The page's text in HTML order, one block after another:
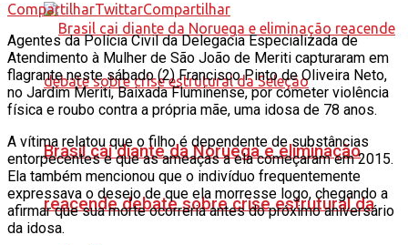
Brasil cai diante da Noruega e eliminação
reacende debate sobre crise estrutural da
CompartilharTwittarCompartilhar
Agentes da Polícia Civil da Delegacia Especializada de
Atendimento à Mulher de São João de Meriti capturaram em
flagrante neste sábado (2) Francisco Pinto de Oliveira Neto,
no Jardim Meriti, Baixada Fluminense, por cometer violência
física e roubo contra a própria mãe, uma idosa de 78 anos.
A vítima relatou que o filho é dependente de substâncias
entorpecentes e que as ameaças a ela começaram em 2015.
Ela também mencionou que o indivíduo frequentemente
expressava o desejo de que ela morresse logo, chegando a
afirmar que sua morte ocorreria antes do próximo aniversário
da idosa.